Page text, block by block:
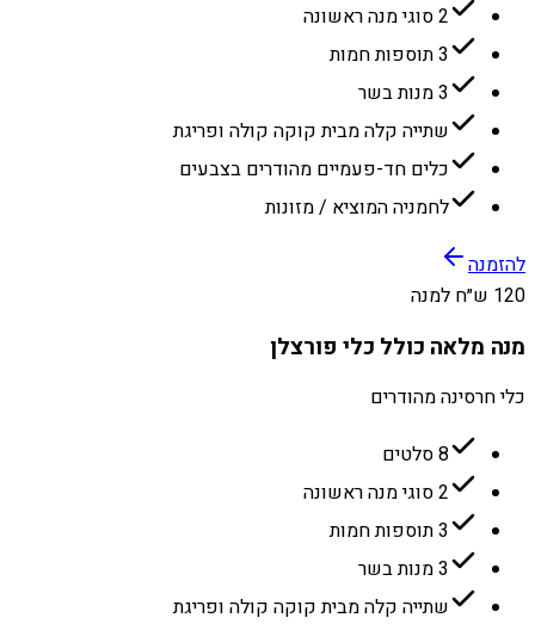
2 סוגי מנה ראשונה
3 תוספות חמות
3 מנות בשר
שתייה קלה מבית קוקה קולה ופריגת
כלים חד-פעמיים מהודרים בצבעים
לחמניה המוציא / מזונות
להזמנה
120 ש״ח למנה
מנה מלאה כולל כלי פורצלן
כלי חרסינה מהודרים
8 סלטים
2 סוגי מנה ראשונה
3 תוספות חמות
3 מנות בשר
שתייה קלה מבית קוקה קולה ופריגת